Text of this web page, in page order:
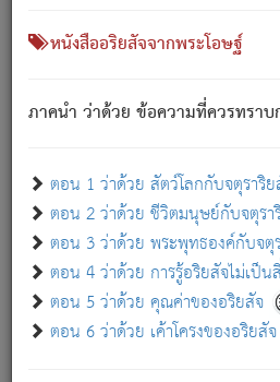
หนังสืออริยสัจจากพระโอษฐ์
ภาคนำ ว่าด้วย ข้อความที่ควรทราบ
ตอน 1 ว่าด้วย สัตว์โลกกับจตุราริ
ตอน 2 ว่าด้วย ชีวิตมนุษย์กับจตุรา
ตอน 3 ว่าด้วย พระพุทธองค์กับจตุ
ตอน 4 ว่าด้วย การรู้อริยสัจไม่เป็น
ตอน 5 ว่าด้วย คุณค่าของอริยสัจ
ตอน 6 ว่าด้วย เค้าโครงของอริยสัจ
เขาสำคัญสิ่งใด โดยความเป็นประ
(ตามที่เป็นจริง) โดยประการอื่นจากที่
สัตว์โลกติดข้องอยู่ในภพ ถูกภพบั
เป็นอย่างอื่น (จากที่มันเป็นอยู่จริง) จึ
เขาเพลิดเพลินยิ่งนักในสิ่งใด สิ่ง
เขากลัวต่อสิ่งใดสิ่งนั้นเป็นทุกข์
พรหมจรรย์นี้ อันบุคคลย่อมประพ
ภพ.
สมณะหรือพราหมณ์เหล่าใด กล่
มีได้เพราะภพ เรากล่าวว่า สมณะห
มิใช่ผู้หลดพ้นจากภพ.